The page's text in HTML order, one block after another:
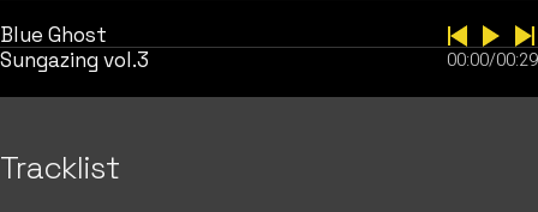
Blue Ghost
Sungazing vol.3
00:00/00:29
Tracklist